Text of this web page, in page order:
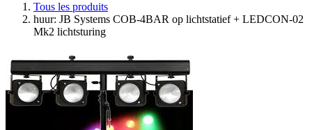
Tous les produits
huur: JB Systems COB-4BAR op lichtstatief + LEDCON-02
Mk2 lichtsturing